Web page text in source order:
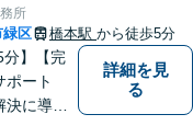
所
緑区 橋本駅 から徒歩5分
分】【完
ポート
に導き
詳細を見
る